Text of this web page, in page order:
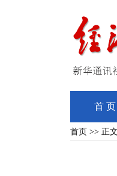
首 页
首页 >> 正文